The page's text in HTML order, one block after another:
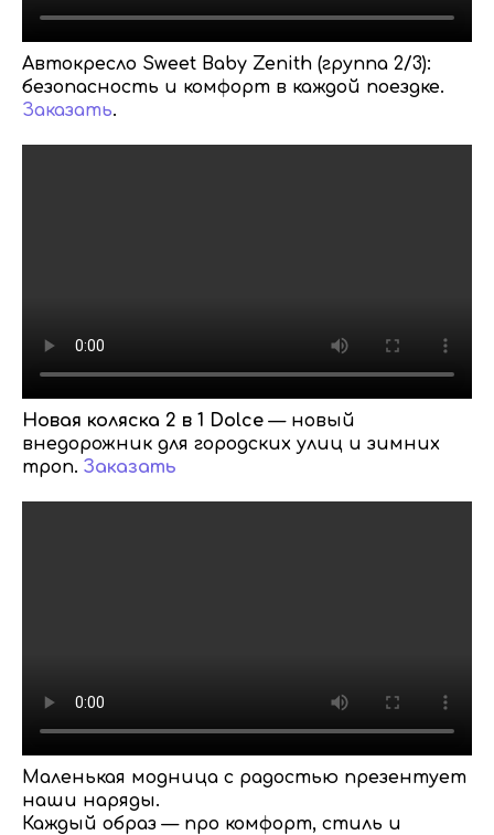
Автокресло Sweet Baby Zenith (группа 2/3):
безопасность и комфорт в каждой поездке.
Заказать.
Новая коляска 2 в 1 Dolce— новый
внедорожник для городских улиц и зимних
троп. Заказать
Маленькая модница с радостью презентует
наши наряды.
Каждый образ — про комфорт, стиль и